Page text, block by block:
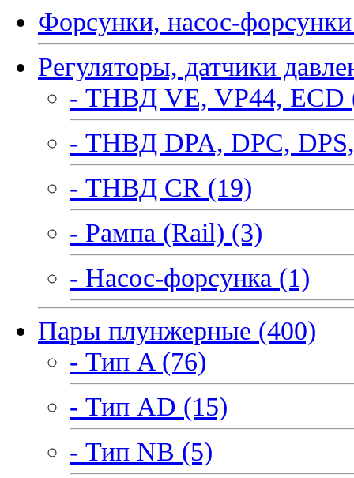
Форсунки, насос-
Регуляторы, датчики
- ТНВД VE, VP44, ECD
- ТНВД DPA, DPC,
- ТНВД CR (19)
- Рампа (Rail) (3)
- Насос-форсунка (1)
Пары плунжерные (400)
- Тип A (76)
- Тип AD (15)
- Тип NB (5)